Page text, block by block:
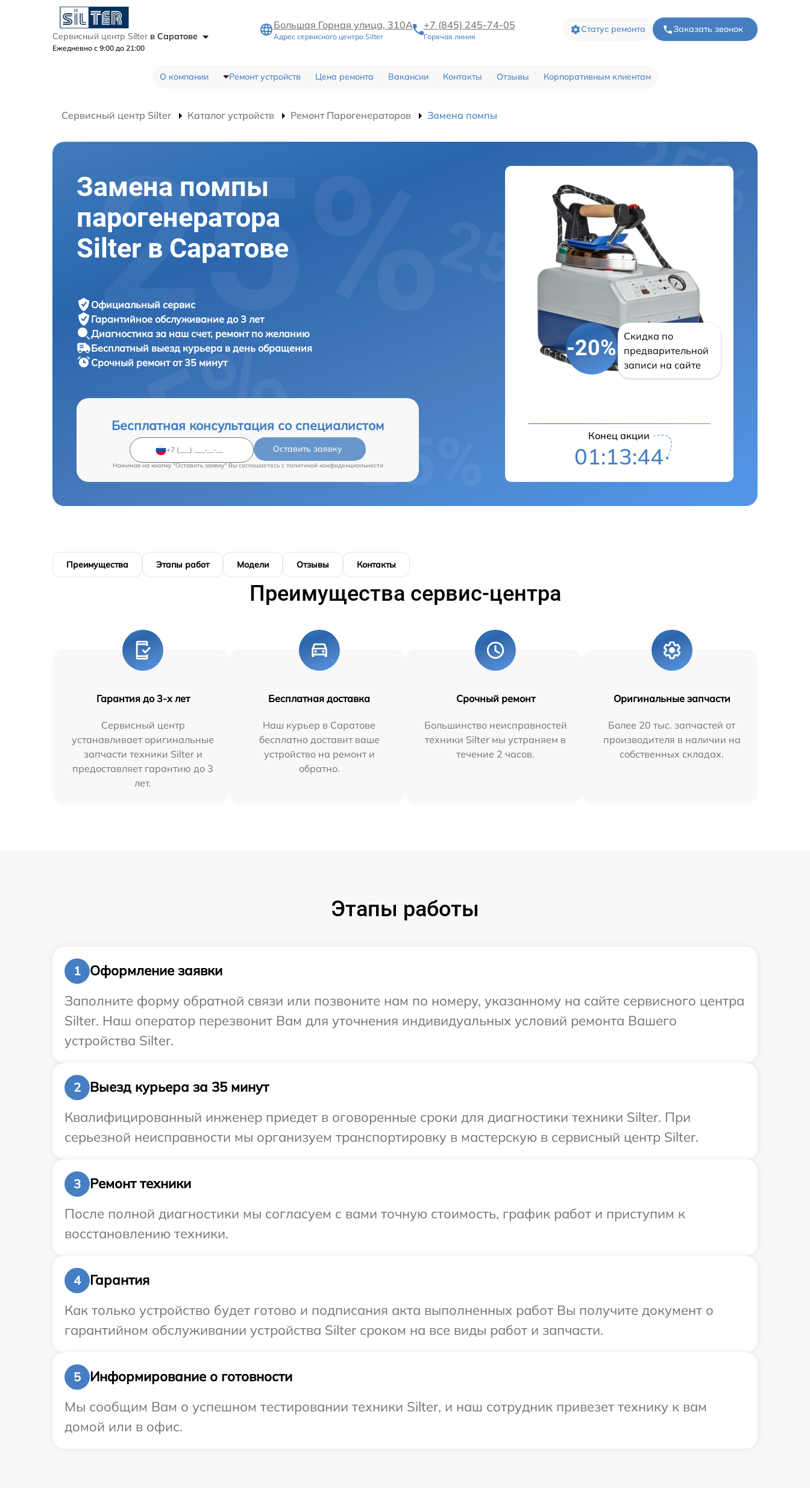
Сервисный центр Silter в Саратове
Ежедневно с 9:00 до 21:00
Большая Горная улица, 310А
Адрес сервисного центра Silter
+7 (845) 245-74-05
Горячая линия
Статус ремонта Заказать звонок
О компании Ремонт устройств Цена ремонта Вакансии Контакты Отзывы Корпоративным клиентам
Сервисный центр Silter Каталог устройств Ремонт Парогенераторов Замена помпы
Замена помпы
парогенератора
Silter в Саратове
Официальный сервис
Гарантийное обслуживание до 3 лет
Диагностика за наш счет, ремонт по желанию
Бесплатный выезд курьера в день обращения
Срочный ремонтот 35 минут
Бесплатная консультация со специалистом
Оставить заявку
Нажимая на кнопку "Оставить заявку" Вы соглашаетесь c политикой конфиденциальности
-20%
Скидка по
предварительной
записи на сайте
Конец акции
01:13:43
Преимущества Этапы работ Модели Отзывы Контакты
Преимущества сервис-центра
Гарантия до 3-х лет
Сервисный центр
устанавливает оригинальные
запчасти техники Silter и
предоставляет гарантию до 3
лет.
Бесплатная доставка
Наш курьер в Саратове
бесплатно доставит ваше
устройство на ремонт и
обратно.
Срочный ремонт
Большинство неисправностей
техники Silter мы устраняем в
течение 2 часов.
Оригинальные запчасти
Более 20 тыс. запчастей от
производителя в наличии на
собственных складах.
Этапы работы
1
Оформление заявки
Заполните форму обратной связи или позвоните нам по номеру, указанному на сайте сервисного центра
Silter. Наш оператор перезвонит Вам для уточнения индивидуальных условий ремонта Вашего
устройства Silter.
2
Выезд курьера за 35 минут
Квалифицированный инженер приедет в оговоренные сроки для диагностики техники Silter. При
серьезной неисправности мы организуем транспортировку в мастерскую в сервисный центр Silter.
3
Ремонт техники
После полной диагностики мы согласуем с вами точную стоимость, график работ и приступим к
восстановлению техники.
4
Гарантия
Как только устройство будет готово и подписания акта выполненных работ Вы получите документ о
гарантийном обслуживании устройства Silter сроком на все виды работ и запчасти.
5
Информирование о готовности
Мы сообщим Вам о успешном тестировании техники Silter, и наш сотрудник привезет технику к вам
домой или в офис.